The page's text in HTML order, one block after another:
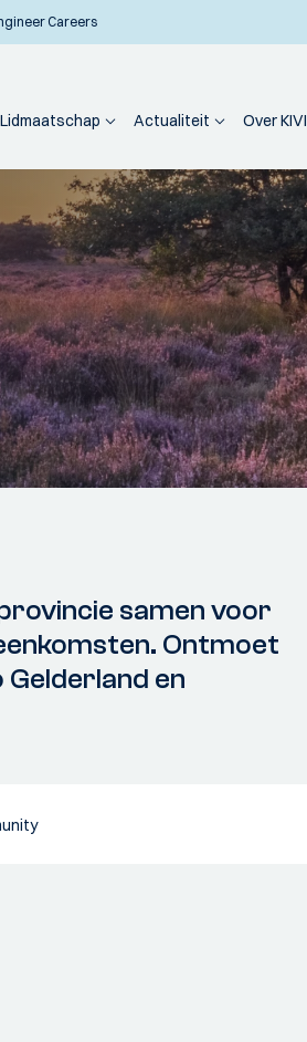
Careers
Lidmaatschap Actualiteit Over KIVI
samen voor
Ontmoet
en